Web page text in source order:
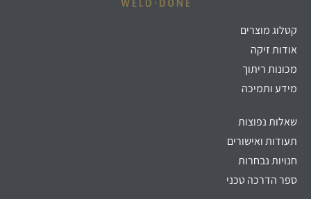
קטלוג מוצרים
אודות זיקה
מכונות ריתוך
מידע ותמיכה
שאלות נפוצות
תעודות ואישורים
חנויות נבחרות
ספר הדרכה טכני